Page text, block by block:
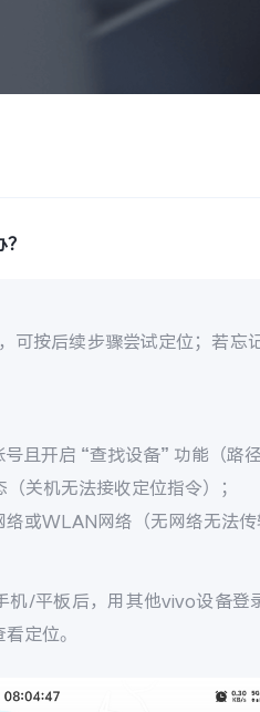
可按后续步骤尝试定位；若忘
且开启 “查找设备” 功能（路
关机无法接收定位指令）；
或WLAN网络（无网络无法传
机/平板后，用其他vivo设备登
定位。